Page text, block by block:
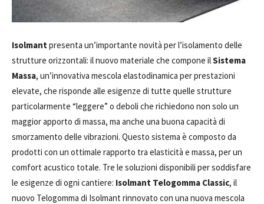
Isolmantpresenta un’importante novità per l’isolamento delle
strutture orizzontali: il nuovo materiale che compone ilSistema
Massa, un’innovativa mescola elastodinamica per prestazioni
elevate, che risponde alle esigenze di tutte quelle strutture
particolarmente “leggere” o deboli che richiedono non solo un
maggior apporto di massa, ma anche una buona capacità di
smorzamento delle vibrazioni. Questo sistema è composto da
prodotti con un ottimale rapporto tra elasticità e massa, per un
comfort acustico totale. Tre le soluzioni disponibili per soddisfare
le esigenze di ogni cantiere: Isolmant Telogomma Classic, il
nuovo Telogomma di Isolmant rinnovato con una nuova mescola